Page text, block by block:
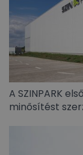
A SZINPARK
minősítést